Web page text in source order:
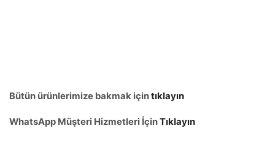
Bütün ürünlerimize bakmak içintıklayın
WhatsApp Müşteri Hizmetleri İçinTıklayın